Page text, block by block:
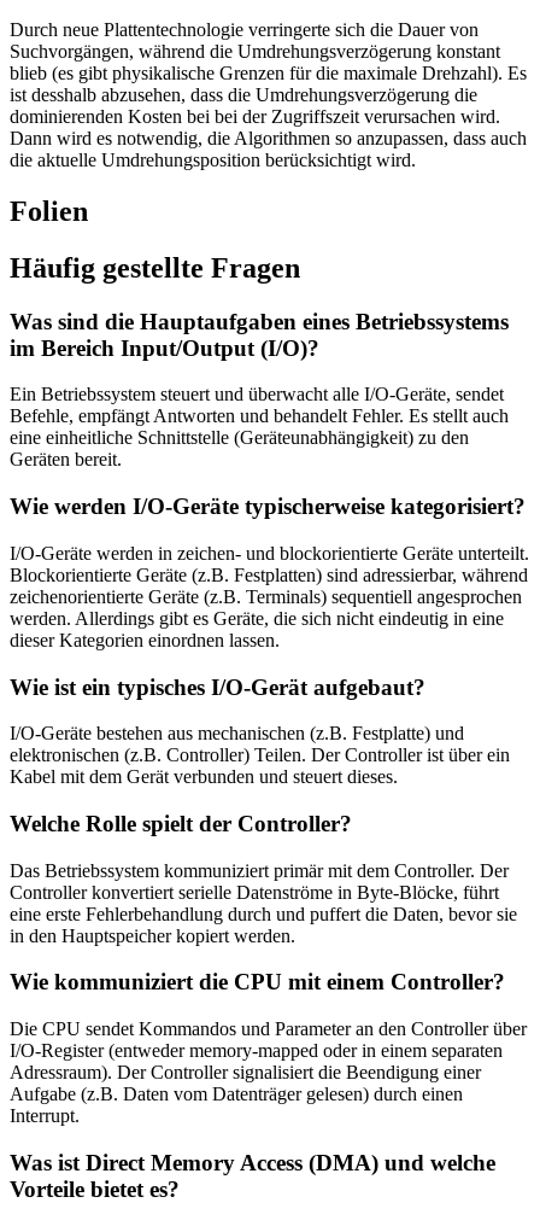
Durch neue Plattentechnologie verringerte sich die Dauer von
Suchvorgängen, während die Umdrehungsverzögerung konstant
blieb (es gibt physikalische Grenzen für die maximale Drehzahl). Es
ist desshalb abzusehen, dass die Umdrehungsverzögerung die
dominierenden Kosten bei bei der Zugriffszeit verursachen wird.
Dann wird es notwendig, die Algorithmen so anzupassen, dass auch
die aktuelle Umdrehungsposition berücksichtigt wird.
Folien
Häufig gestellte Fragen
Was sind die Hauptaufgaben eines Betriebssystems
im Bereich Input/Output (I/O)?
Ein Betriebssystem steuert und überwacht alle I/O-Geräte, sendet
Befehle, empfängt Antworten und behandelt Fehler. Es stellt auch
eine einheitliche Schnittstelle (Geräteunabhängigkeit) zu den
Geräten bereit.
Wie werden I/O-Geräte typischerweise kategorisiert?
I/O-Geräte werden in zeichen- und blockorientierte Geräte unterteilt.
Blockorientierte Geräte (z.B. Festplatten) sind adressierbar, während
zeichenorientierte Geräte (z.B. Terminals) sequentiell angesprochen
werden. Allerdings gibt es Geräte, die sich nicht eindeutig in eine
dieser Kategorien einordnen lassen.
Wie ist ein typisches I/O-Gerät aufgebaut?
I/O-Geräte bestehen aus mechanischen (z.B. Festplatte) und
elektronischen (z.B. Controller) Teilen. Der Controller ist über ein
Kabel mit dem Gerät verbunden und steuert dieses.
Welche Rolle spielt der Controller?
Das Betriebssystem kommuniziert primär mit dem Controller. Der
Controller konvertiert serielle Datenströme in Byte-Blöcke, führt
eine erste Fehlerbehandlung durch und puffert die Daten, bevor sie
in den Hauptspeicher kopiert werden.
Wie kommuniziert die CPU mit einem Controller?
Die CPU sendet Kommandos und Parameter an den Controller über
I/O-Register (entweder memory-mapped oder in einem separaten
Adressraum). Der Controller signalisiert die Beendigung einer
Aufgabe (z.B. Daten vom Datenträger gelesen) durch einen
Interrupt.
Was ist Direct Memory Access (DMA) und welche
Vorteile bietet es?